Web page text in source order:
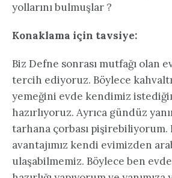
yollarını bulmuşlar ?
Konaklama için tavsiye:
Biz Defne sonrası mutfağı olan
tercih ediyoruz. Böylece
yemeğini evde kendimiz
hazırlıyoruz. Ayrıca gündüz
tarhana çorbası pişirebiliyorum.
avantajımız kendi evimizden
ulaşabilmemiz. Böylece ben